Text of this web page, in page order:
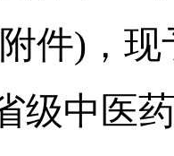
件)，
中医